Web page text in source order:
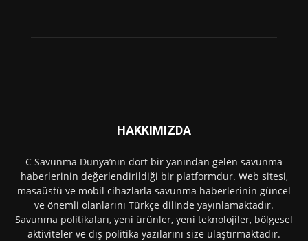
HAKKIMIZDA
C Savunma Dünya’nın dört bir yanından gelen savunma
haberlerinin değerlendirildiği bir platformdur. Web sitesi,
masaüstü ve mobil cihazlarla savunma haberlerinin güncel
ve önemli olanlarını Türkçe dilinde yayınlamaktadır.
Savunma politikaları, yeni ürünler, yeni teknolojiler, bölgesel
aktiviteler ve dış politika yazılarını size ulaştırmaktadır.